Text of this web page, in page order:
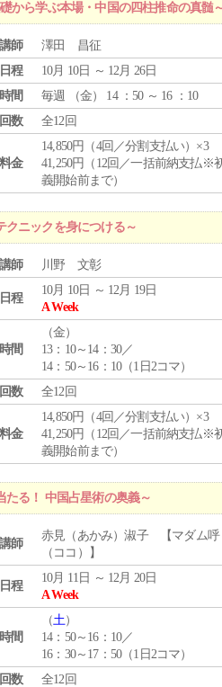
から学ぶ本場・中国の四柱推命の真髄
講師
澤田 昌征
日程
10月 10日 ～ 12月 26日
時間
毎週 （金） 14 ：50 ～ 16 ：10
回数
全12回
料金
14,850円（4回／分割支払い）×3
41,250円（12回／一括前納支払※
義開始前まで）
ニックを身につける～
講師 川野 文彰
日程
10月 10日 ～ 12月 19日
A Week
時間
（金）
13：10～14：30／
14：50～16：10（1日2コマ）
回数
全12回
料金
14,850円（4回／分割支払い）×3
41,250円（12回／一括前納支払※
義開始前まで）
る！ 中国占星術の奥義～
講師
赤見（あかみ）淑子 【マダム呼
（ココ）】
日程
10月 11日 ～ 12月 20日
A Week
時間
（土）
14：50～16：10／
16：30～17：50（1日2コマ）
回数
全12回